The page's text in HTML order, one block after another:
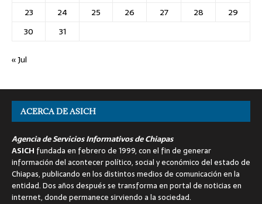
23
24 25 26 27 28
29
30
31
« Jul
ACERCA DE ASICH
Agencia de Servicios Informativos de Chiapas
ASICH fundada en febrero de 1999, con el fin de generar
información del acontecer político, social y económico del estado de
Chiapas, publicando en los distintos medios de comunicación en la
entidad. Dos años después se transforma en portal de noticias en
internet, donde permanece sirviendo a la sociedad.